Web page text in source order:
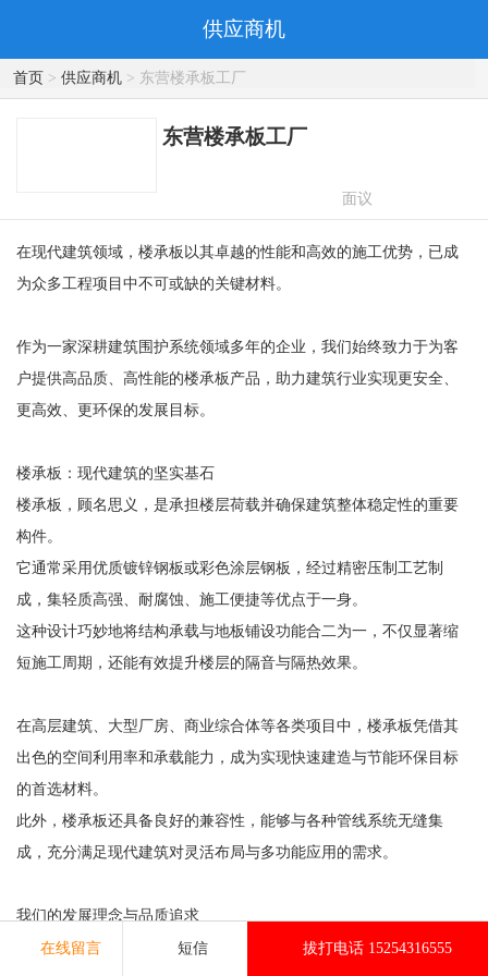
供应商机
首页> 供应商机> 东营楼承板工厂
东营楼承板工厂
面议
在现代建筑领域，楼承板以其卓越的性能和高效的施工优势，已成
为众多工程项目中不可或缺的关键材料。
作为一家深耕建筑围护系统领域多年的企业，我们始终致力于为客
户提供高品质、高性能的楼承板产品，助力建筑行业实现更安全、
更高效、更环保的发展目标。
楼承板：现代建筑的坚实基石
楼承板，顾名思义，是承担楼层荷载并确保建筑整体稳定性的重要
构件。
它通常采用优质镀锌钢板或彩色涂层钢板，经过精密压制工艺制
成，集轻质高强、耐腐蚀、施工便捷等优点于一身。
这种设计巧妙地将结构承载与地板铺设功能合二为一，不仅显著缩
短施工周期，还能有效提升楼层的隔音与隔热效果。
在高层建筑、大型厂房、商业综合体等各类项目中，楼承板凭借其
出色的空间利用率和承载能力，成为实现快速建造与节能环保目标
的首选材料。
此外，楼承板还具备良好的兼容性，能够与各种管线系统无缝集
成，充分满足现代建筑对灵活布局与多功能应用的需求。
我们的发展理念与品质追求
自创立以来，我们始终秉持“商道即人道”的核心价值观，坚持以用户
在线留言 短信 拔打电话 15254316555